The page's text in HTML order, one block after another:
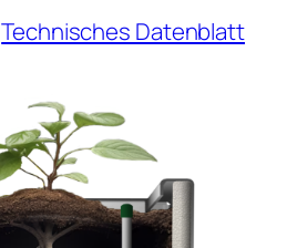
Technisches Datenblatt